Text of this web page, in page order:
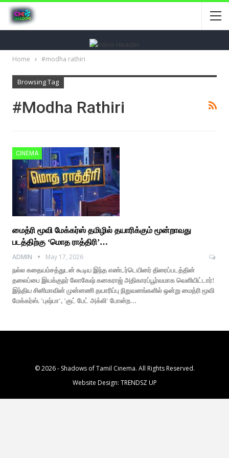
Home #modha rathiri
Browsing Tag
#modha Rathiri
CINEMA
மைத்ரி மூவி மேக்கர்ஸ் தமிழில் தயாரிக்கும் மூன்றாவது
படத்திற்கு ‘மொத ராத்திரி’…
ADMIN
May 17, 2026
நல்ல கதையம்சத்துடன் கூடிய இந்த எண்டர்டெயினர் திரைப்படத்தின்
தலைப்பை இயக்குநர் லோகேஷ் கனகராஜ் அதிகாரப்பூர்வமாக வெளியிட்டார்!
இந்திய சினிமாவின் முன்னணி தயாரிப்பு நிறுவனங்களில் ஒன்று மைத்ரி மூவி
மேக்கர்ஸ். 'புஷ்பா', 'குட் பேட் அக்லி' போன்ற…
© 2026 - Shadows of Tamil Cinema. All Rights Reserved.
Website Design: TRENDSZ UP